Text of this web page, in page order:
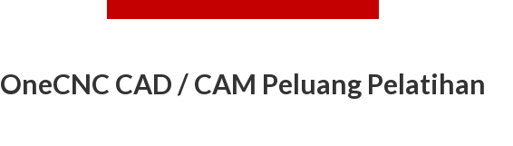
OneCNC CAD / CAM Peluang Pelatihan